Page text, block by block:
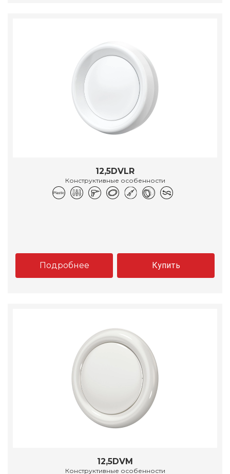
12,5DVLR
Конструктивные особенности
Подробнее Купить
12,5DVM
Конструктивные особенности